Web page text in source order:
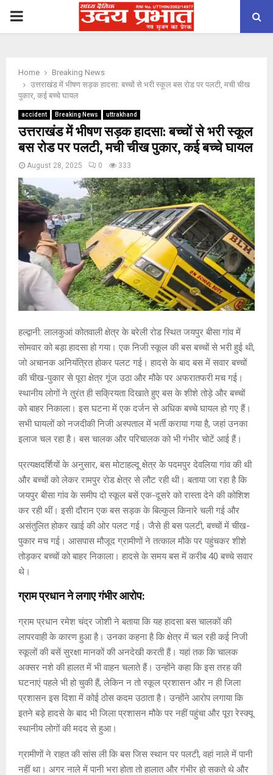
PRIMARY
Home
Breaking News
उत्तराखंड में भीषण सड़क हादसा: बच्चों से भरी स्कूल बस रोड पर पलटी, मची चीख
पुकार, कई बच्चे घायल
accident Breaking News uttrakhand
उत्तराखंड में भीषण सड़क हादसा: बच्चों से भरी स्कूल
बस रोड पर पलटी, मची चीख पुकार, कई बच्चे घायल
August 28, 2025 0 333
हल्द्वानी: लालकुआं कोतवाली क्षेत्र के बरेली रोड स्थित जयपुर बीसा गांव में
सोमवार को बड़ा हादसा हो गया। एक निजी स्कूल की बस बच्चों से भरी हुई थी,
जो अचानक अनियंत्रित होकर पलट गई। हादसे के बाद बस में सवार बच्चों
की चीख-पुकार से पूरा क्षेत्र गूंज उठा और मौके पर अफरातफरी मच गई।
स्थानीय लोगों ने तुरंत ही सक्रियता दिखाते हुए बस के शीशे तोड़े और बच्चों
को बाहर निकाला। इस घटना में एक दर्जन से अधिक बच्चे घायल हो गए हैं।
सभी घायलों को नजदीकी निजी अस्पताल में भर्ती कराया गया है, जहां उनका
इलाज चल रहा है। बस चालक और परिचालक को भी गंभीर चोटें आई हैं।
प्रत्यक्षदर्शियों के अनुसार, बस मोटाहल्दू क्षेत्र के पदमपुर देवलिया गांव की थी
और बच्चों को लेकर रामपुर रोड क्षेत्र से लौट रही थी। बताया जा रहा है कि
जयपुर बीसा गांव के समीप दो स्कूल बसें एक-दूसरे को रास्ता देने की कोशिश
कर रही थीं। इसी दौरान एक बस सड़क के बिल्कुल किनारे चली गई और
असंतुलित होकर खाई की ओर पलट गई। जैसे ही बस पलटी, बच्चों में चीख-
पुकार मच गई। आसपास मौजूद ग्रामीणों ने तत्काल मौके पर पहुंचकर शीशे
तोड़कर बच्चों को बाहर निकाला। हादसे के समय बस में करीब 40 बच्चे सवार
थे।
ग्राम प्रधान ने लगाए गंभीर आरोप:
ग्राम प्रधान रमेश चंद्र जोशी ने बताया कि यह हादसा बस चालकों की
लापरवाही के कारण हुआ है। उनका कहना है कि क्षेत्र में चल रही कई निजी
स्कूलों की बसें सुरक्षा मानकों की अनदेखी करती हैं। यहां तक कि चालक
अक्सर नशे की हालत में भी वाहन चलाते हैं। उन्होंने कहा कि इस तरह की
घटनाएं पहले भी हो चुकी हैं, लेकिन न तो स्कूल प्रशासन और न ही जिला
प्रशासन इस दिशा में कोई ठोस कदम उठाता है। उन्होंने आरोप लगाया कि
इतने बड़े हादसे के बाद भी जिला प्रशासन मौके पर नहीं पहुंचा और पूरा रेस्क्यू
स्थानीय लोगों की मदद से हुआ।
ग्रामीणों ने राहत की सांस ली कि बस जिस स्थान पर पलटी, वहां नाले में पानी
नहीं था। अगर नाले में पानी भरा होता तो हालात और गंभीर हो सकते थे और